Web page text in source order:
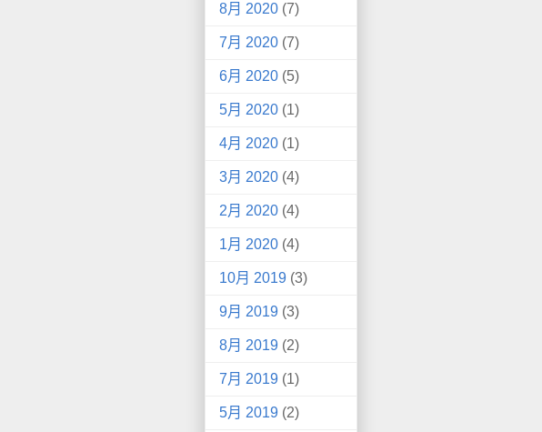
8月 2020 (7)
7月 2020 (7)
6月 2020 (5)
5月 2020 (1)
4月 2020 (1)
3月 2020 (4)
2月 2020 (4)
1月 2020 (4)
10月 2019 (3)
9月 2019 (3)
8月 2019 (2)
7月 2019 (1)
5月 2019 (2)